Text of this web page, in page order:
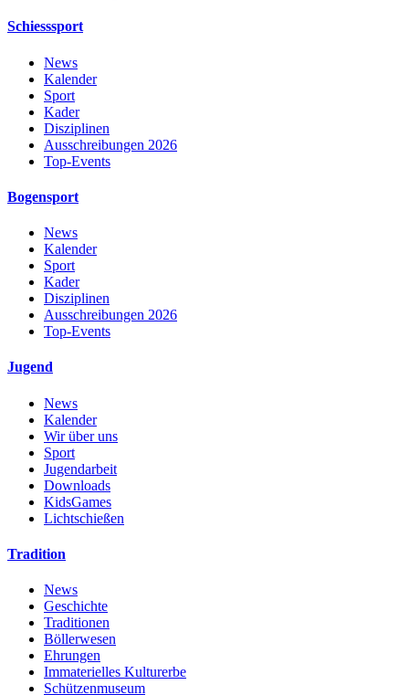
Schiesssport
News
Kalender
Sport
Kader
Disziplinen
Ausschreibungen 2026
Top-Events
Bogensport
News
Kalender
Sport
Kader
Disziplinen
Ausschreibungen 2026
Top-Events
Jugend
News
Kalender
Wir über uns
Sport
Jugendarbeit
Downloads
KidsGames
Lichtschießen
Tradition
News
Geschichte
Traditionen
Böllerwesen
Ehrungen
Immaterielles Kulturerbe
Schützenmuseum